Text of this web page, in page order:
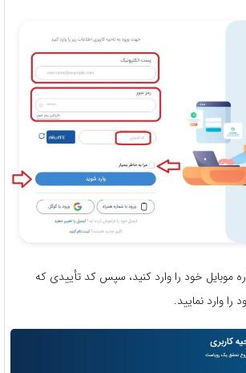
موبایل خود را وارد کنید، سپس کد تأییدی که
را وارد نمایید.